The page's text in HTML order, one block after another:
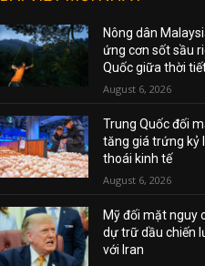
Nông dân
ứng cơn sốt sầu
Quốc giữa thời
August 6, 2026
Trung Quốc đối
tăng giá trứng kỷ
thoái kinh tế
August 6, 2026
Mỹ đối mặt nguy
dự trữ dầu chiến
với Iran